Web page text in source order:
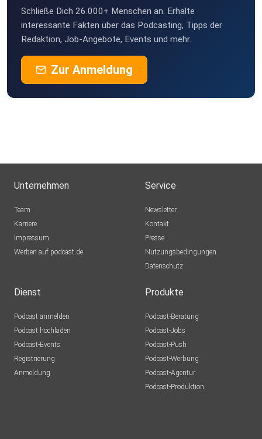
Schließe Dich 26.000+ Menschen an. Erhalte
interessante Fakten über das Podcasting, Tipps der
Redaktion, Job-Angebote, Events und mehr.
Zur Anmeldung
Unternehmen
Team
Karriere
Impressum
Werben auf podcast.de
Service
Newsletter
Kontakt
Presse
Nutzungsbedingungen
Datenschutz
Dienst
Podcast anmelden
Podcast hochladen
Podcast-Events
Registrierung
Anmeldung
Produkte
Podcast-Beratung
Podcast-Jobs
Podcast-Push
Podcast-Werbung
Podcast-Agentur
Podcast-Produktion